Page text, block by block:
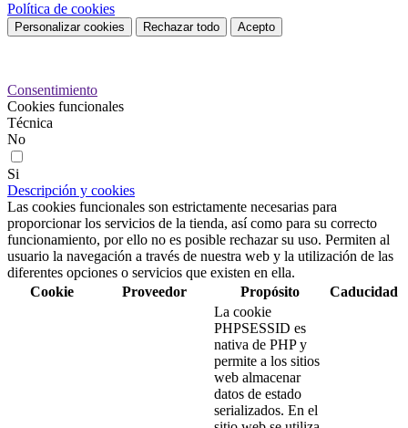
Política de cookies
Personalizar cookies Rechazar todo Acepto
Consentimiento
Cookies funcionales
Técnica
No
Si
Descripción y cookies
Las cookies funcionales son estrictamente necesarias para
proporcionar los servicios de la tienda, así como para su correcto
funcionamiento, por ello no es posible rechazar su uso. Permiten al
usuario la navegación a través de nuestra web y la utilización de las
diferentes opciones o servicios que existen en ella.
Cookie
Proveedor Propósito Caducidad
La cookie
PHPSESSID es
nativa de PHP y
permite a los sitios
web almacenar
datos de estado
serializados. En el